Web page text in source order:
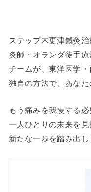
ステップ木更津鍼灸
灸師・オランダ徒手
チームが、東洋医学
独自の方法で、あなた
もう痛みを我慢する必
一人ひとりの未来を見
新たな一歩を踏み出し